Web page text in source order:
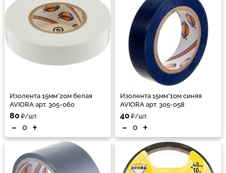
Изолента 15мм*20м белая
AVIORA арт. 305-060
80 ₽/шт.
- +
Изолента 15мм*10м синяя
AVIORA арт. 305-058
40 ₽/шт.
- +